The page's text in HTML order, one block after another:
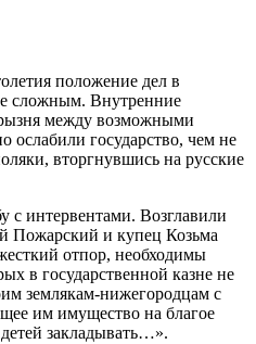
положение дел в
сложным. Внутренние
между возможными
ослабили государство, чем не
вторгнувшись на русские
с интервентами. Возглавили
Пожарский и купец Козьма
отпор, необходимы
в государственной казне не
землякам-нижегородцам с
им имущество на благое
закладывать…».